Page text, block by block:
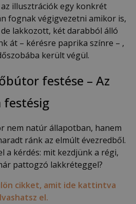
illusztrációk egy konkrét
fognak végigvezetni amikor is,
lakkozott, két darabból álló
át – kérésre paprika színre – ,
került végül.
festése – Az
festésig
nem natúr állapotban, hanem
ránk az elmúlt évezredből.
a kérdés: mit kezdjünk a régi,
pattogzó lakkréteggel?
cikket, amit ide kattintva
el.